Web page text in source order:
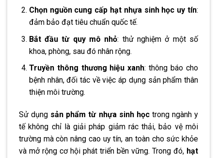
Chọn nguồn cung cấp hạt nhựa sinh học uy tín:
đảm bảo đạt tiêu chuẩn quốc tế.
Bắt đầu từ quy mô nhỏ: thử nghiệm ở một số
khoa, phòng, sau đó nhân rộng.
Truyền thông thương hiệu xanh: thông báo cho
bệnh nhân, đối tác về việc áp dụng sản phẩm thân
thiện môi trường.
Sử dụng sản phẩm từ nhựa sinh họctrong ngành y
tế không chỉ là giải pháp giảm rác thải, bảo vệ môi
trường mà còn nâng cao uy tín, an toàn cho sức khỏe
và mở rộng cơ hội phát triển bền vững. Trong đó, hạt